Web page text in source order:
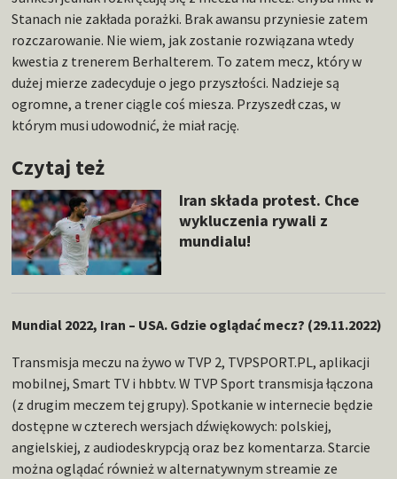
Stanach nie zakłada porażki. Brak awansu przyniesie zatem
rozczarowanie. Nie wiem, jak zostanie rozwiązana wtedy
kwestia z trenerem Berhalterem. To zatem mecz, który w
dużej mierze zadecyduje o jego przyszłości. Nadzieje są
ogromne, a trener ciągle coś miesza. Przyszedł czas, w
którym musi udowodnić, że miał rację.
Czytaj też
Iran składa protest. Chce
wykluczenia rywali z
mundialu!
Mundial 2022, Iran – USA. Gdzie oglądać mecz? (29.11.2022)
Transmisja meczu na żywo w TVP 2, TVPSPORT.PL, aplikacji
mobilnej, Smart TV i hbbtv. W TVP Sport transmisja łączona
(z drugim meczem tej grupy). Spotkanie w internecie będzie
dostępne w czterech wersjach dźwiękowych: polskiej,
angielskiej, z audiodeskrypcją oraz bez komentarza. Starcie
można oglądać również w alternatywnym streamie ze